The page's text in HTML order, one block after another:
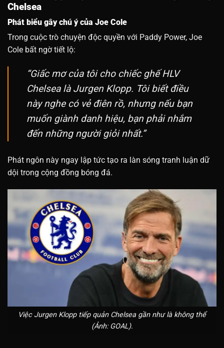
Chelsea
Phát biểu gây chú ý của Joe Cole
Trong cuộc trò chuyện độc quyền với Paddy Power, Joe
Cole bất ngờ tiết lộ:
“Giấc mơ của tôi cho chiếc ghế HLV
Chelsea là Jurgen Klopp. Tôi biết điều
này nghe có vẻ điên rồ, nhưng nếu bạn
muốn giành danh hiệu, bạn phải nhắm
đến những người giỏi nhất.”
Phát ngôn này ngay lập tức tạo ra làn sóng tranh luận dữ
dội trong cộng đồng bóng đá.
Việc Jurgen Klopp tiếp quản Chelsea gần như là không thể
(Ảnh: GOAL).